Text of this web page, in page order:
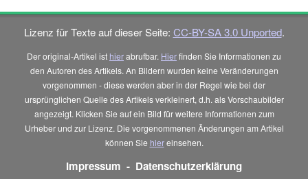
Lizenz für Texte auf dieser Seite: CC-BY-SA 3.0 Unported.
Der original-Artikel ist hierabrufbar. Hierfinden Sie Informationen zu
den Autoren des Artikels. An Bildern wurden keine Veränderungen
vorgenommen - diese werden aber in der Regel wie bei der
ursprünglichen Quelle des Artikels verkleinert, d.h. als Vorschaubilder
angezeigt. Klicken Sie auf ein Bild für weitere Informationen zum
Urheber und zur Lizenz. Die vorgenommenen Änderungen am Artikel
können Sie hiereinsehen.
Impressum - Datenschutzerklärung